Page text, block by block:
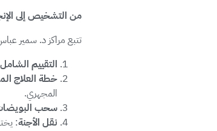
من التشخيص إلى
تتبع مراكز د. سمير
التقييم الشامل
خطة العلاج
المجهري.
سحب
نقل الأجنة: